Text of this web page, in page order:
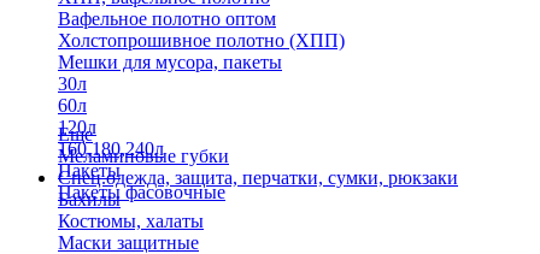
Вафельное полотно оптом
Холстопрошивное полотно (ХПП)
Мешки для мусора, пакеты
30л
60л
120л
160,180,240л
Пакеты
Пакеты фасовочные
Еще
Меламиновые губки
Спец.одежда, защита, перчатки, сумки, рюкзаки
Бахилы
Костюмы, халаты
Маски защитные